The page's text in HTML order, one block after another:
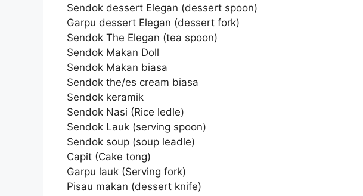
Sendok dessert Elegan (dessert spoon)
Garpu dessert Elegan (dessert fork)
Sendok The Elegan (tea spoon)
Sendok Makan Doll
Sendok Makan biasa
Sendok the/es cream biasa
Sendok keramik
Sendok Nasi (Rice ledle)
Sendok Lauk (serving spoon)
Sendok soup (soup leadle)
Capit (Cake tong)
Garpu lauk (Serving fork)
Pisau makan (dessert knife)